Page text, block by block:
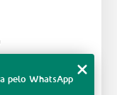
pelo WhatsApp